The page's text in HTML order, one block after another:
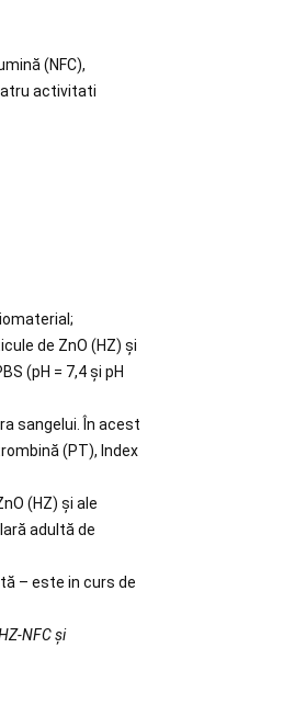
(NFC),
activitati
de ZnO (HZ) și
(pH = 7,4 și pH
sangelui. În acest
(PT), Index
(HZ) și ale
adultă de
– este in curs de
NFC și